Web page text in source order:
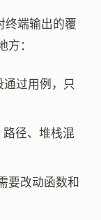
终端输出的覆
：
过用例，只
径、堆栈混
要改动函数和